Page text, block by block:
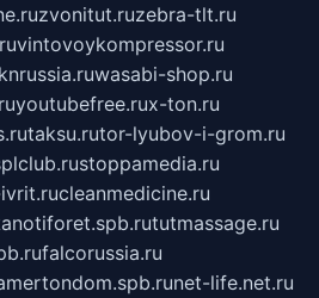
zvonitut.ruzebra-tlt.ru
vintovoykompressor.ru
wasabi-shop.ru
youtubefree.rux-ton.ru
taksu.rutor-lyubov-i-grom.ru
stoppamedia.ru
cleanmedicine.ru
tutmassage.ru
falcorussia.ru
net-life.net.ru